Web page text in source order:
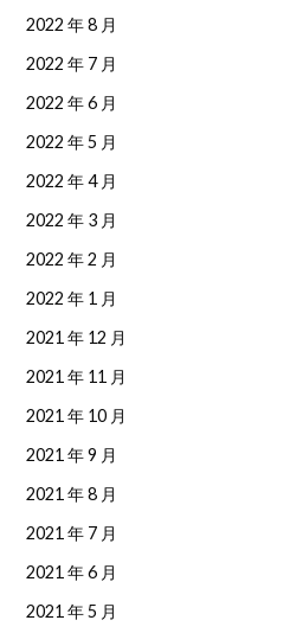
2022 年 8 月
2022 年 7 月
2022 年 6 月
2022 年 5 月
2022 年 4 月
2022 年 3 月
2022 年 2 月
2022 年 1 月
2021 年 12 月
2021 年 11 月
2021 年 10 月
2021 年 9 月
2021 年 8 月
2021 年 7 月
2021 年 6 月
2021 年 5 月